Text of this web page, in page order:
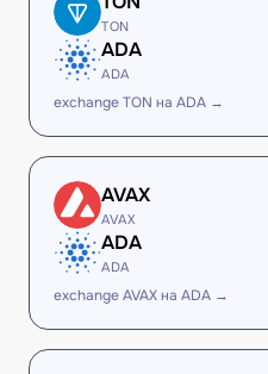
TON
ADA
ADA
exchange TON на ADA →
AVAX
AVAX
ADA
ADA
exchange AVAX на ADA →